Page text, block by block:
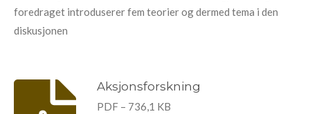
foredraget introduserer fem teorier og dermed tema i den
diskusjonen
Aksjonsforskning
PDF – 736,1 KB